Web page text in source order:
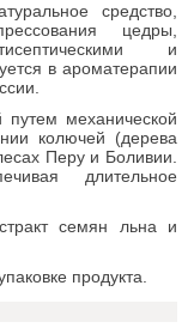
средство,
цедры,
и
в ароматерапии
механической
колючей (дерева
Перу и Боливии.
длительное
семян льна и
продукта.